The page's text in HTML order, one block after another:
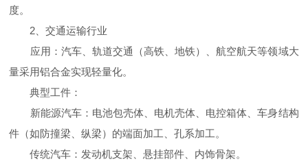
度。
2、交通运输行业
应用：汽车、轨道交通（高铁、地铁）、航空航天等领域大
量采用铝合金实现轻量化。
典型工件：
新能源汽车：电池包壳体、电机壳体、电控箱体、车身结构
件（如防撞梁、纵梁）的端面加工、孔系加工。
传统汽车：发动机支架、悬挂部件、内饰骨架。